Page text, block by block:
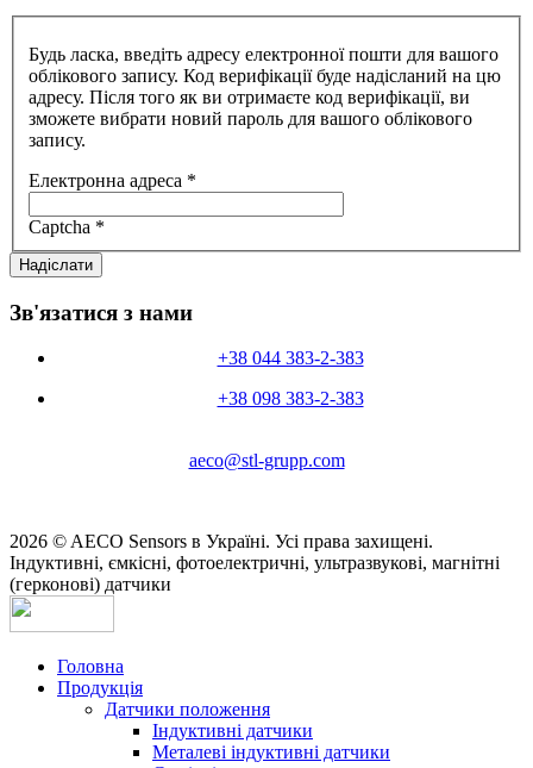
Будь ласка, введіть адресу електронної пошти для вашого
облікового запису. Код верифікації буде надісланий на цю
адресу. Після того як ви отримаєте код верифікації, ви
зможете вибрати новий пароль для вашого облікового
запису.
Електронна адреса *
Captcha *
Надіслати
Зв'язатися з нами
+38 044 383-2-383
+38 098 383-2-383
aeco@stl-grupp.com
2026 © AECO Sensors в Україні. Усі права захищені.
Індуктивні, ємкісні, фотоелектричні, ультразвукові, магнітні
(герконові) датчики
Головна
Продукція
Датчики положення
Індуктивні датчики
Металеві індуктивні датчики